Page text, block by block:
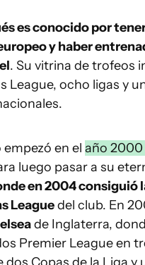
es conocido por
y haber
. Su vitrina de trofeos
League, ocho ligas y
en el año
luego pasar a su
en 2004 consiguió
Leaguedel club. En
de Inglaterra,
Premier League en